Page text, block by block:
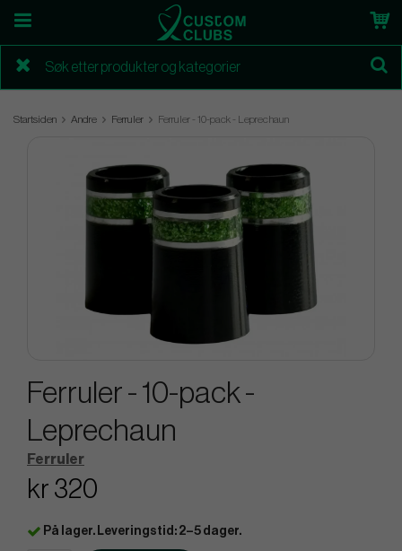
Startsiden Andre Ferruler Ferruler - 10-pack - Leprechaun
Ferruler - 10-pack -
Leprechaun
Ferruler
kr 320
På lager. Leveringstid: 2–5 dager.